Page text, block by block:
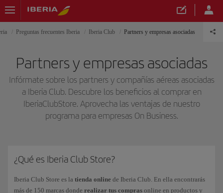
Preguntas frecuentes Iberia Iberia Club Partners y empresas asociadas
Partners y empresas asociadas
Infórmate sobre los partners y compañías aéreas asociadas
a Iberia Club. Descubre los beneficios al comprar en
IberiaClubStore. Aprovecha las ventajas de nuestro
programa para empresas On Business.
¿Qué es Iberia Club Store?
Iberia Club Store es la tienda online de Iberia Club. En ella encontrarás
más de 150 marcas donde realizar tus compras online en productos y